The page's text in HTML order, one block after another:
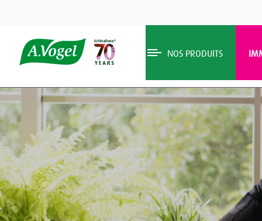
NOS PRODUITS